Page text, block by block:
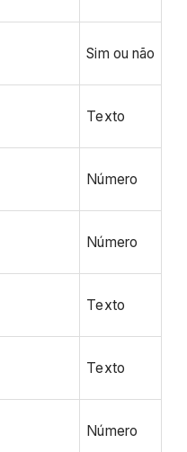
Sim ou não
Texto
Número
Número
Texto
Texto
Número